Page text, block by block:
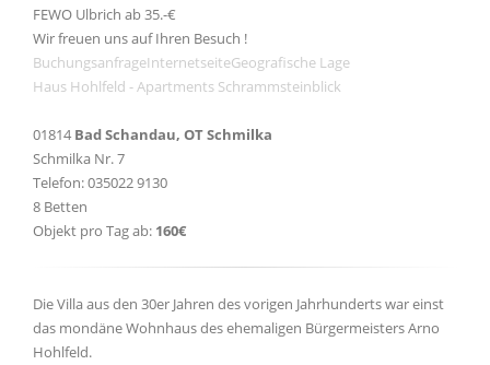
FEWO Ulbrich ab 35.-€
Wir freuen uns auf Ihren Besuch !
BuchungsanfrageInternetseiteGeografische Lage
Haus Hohlfeld - Apartments Schrammsteinblick
01814 Bad Schandau, OT Schmilka
Schmilka Nr. 7
Telefon: 035022 9130
8 Betten
Objekt pro Tag ab: 160€
Die Villa aus den 30er Jahren des vorigen Jahrhunderts war einst
das mondäne Wohnhaus des ehemaligen Bürgermeisters Arno
Hohlfeld.